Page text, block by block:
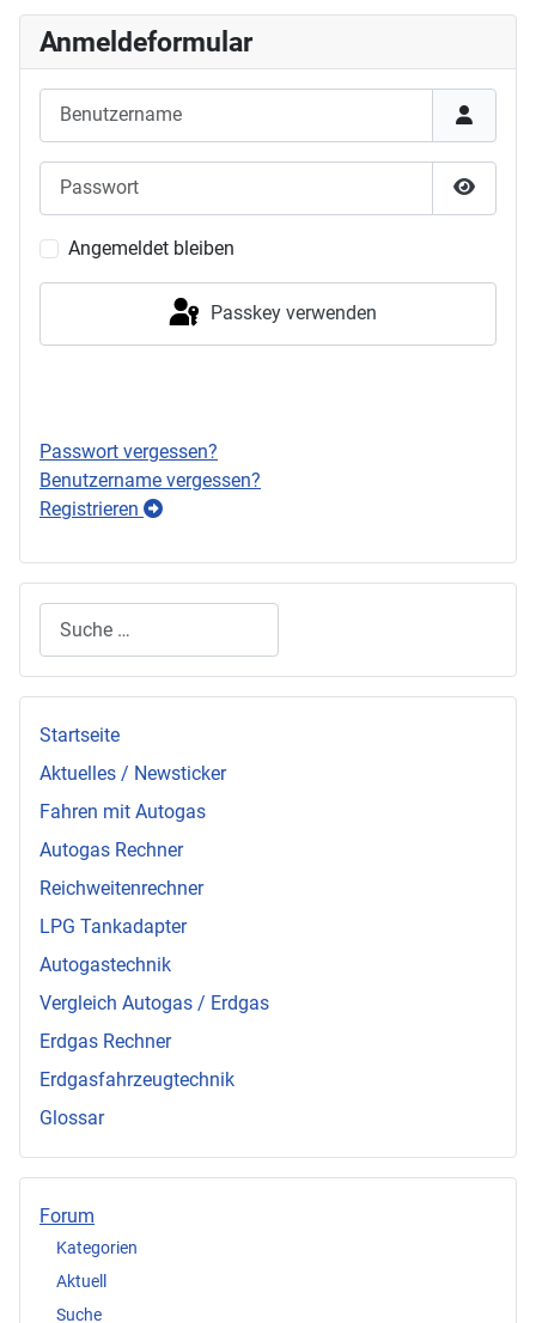
Anmeldeformular
Passwort
Angemeldet bleiben
Passkey verwenden
Passwort vergessen?
Benutzername vergessen?
Registrieren
Startseite
Aktuelles / Newsticker
Fahren mit Autogas
Autogas Rechner
Reichweitenrechner
LPG Tankadapter
Autogastechnik
Vergleich Autogas / Erdgas
Erdgas Rechner
Erdgasfahrzeugtechnik
Glossar
Forum
Kategorien
Aktuell
Suche